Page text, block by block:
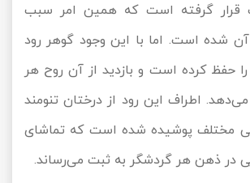
قرار گرفته است که همین امر سبب
شده است. اما با این وجود گوهر رود
را حفظ کرده است و بازدید از آن روح هر
اطراف این رود از درختان تنومند
مختلف پوشیده شده است که تماشای
در ذهن هر گردشگر به ثبت می‌رساند.